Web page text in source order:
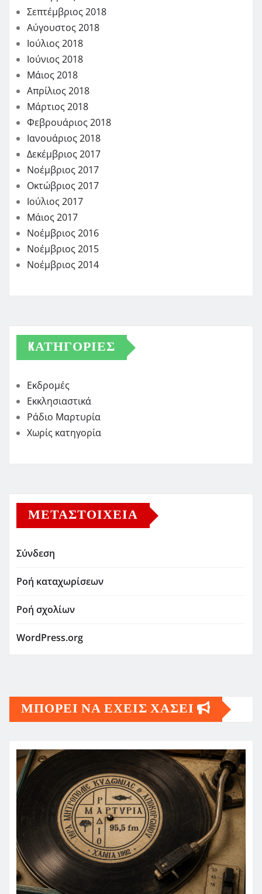
Σεπτέμβριος 2018
Αύγουστος 2018
Ιούλιος 2018
Ιούνιος 2018
Μάιος 2018
Απρίλιος 2018
Μάρτιος 2018
Φεβρουάριος 2018
Ιανουάριος 2018
Δεκέμβριος 2017
Νοέμβριος 2017
Οκτώβριος 2017
Ιούλιος 2017
Μάιος 2017
Νοέμβριος 2016
Νοέμβριος 2015
Νοέμβριος 2014
KΑΤΗΓΟΡΊΕΣ
Εκδρομές
Εκκλησιαστικά
Ράδιο Μαρτυρία
Χωρίς κατηγορία
ΜΕΤΑΣΤΟΙΧΕΊΑ
Σύνδεση
Ροή καταχωρίσεων
Ροή σχολίων
WordPress.org
ΜΠΟΡΕΙ ΝΑ ΕΧΕΙΣ ΧΑΣΕΙ